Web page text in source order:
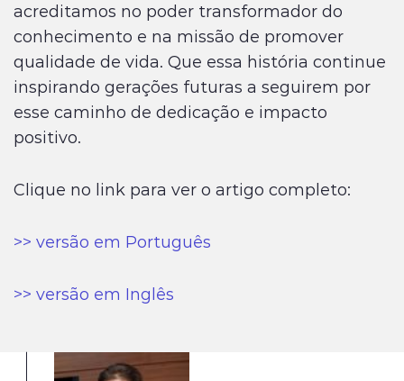
acreditamos no poder transformador do
conhecimento e na missão de promover
qualidade de vida. Que essa história continue
inspirando gerações futuras a seguirem por
esse caminho de dedicação e impacto
positivo.
Clique no link para ver o artigo completo:
>> versão em Português
>> versão em Inglês